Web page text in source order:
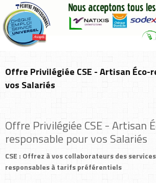
Offre Privilégiée CSE - Artisan Éco-
vos Salariés
Offre Privilégiée CSE - Artisan
responsable pour vos Salariés
CSE : Offrez à vos collaborateurs des
responsables à tarifs préférentiels